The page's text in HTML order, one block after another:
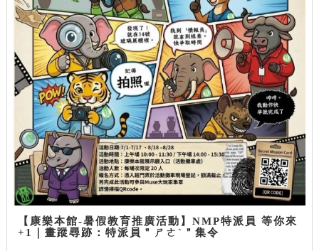
【康樂本館-暑假教育推廣活動】NMP特派員 等你來
+1｜畫蹤尋跡：特派員＂ㄕㄜˋ＂集令